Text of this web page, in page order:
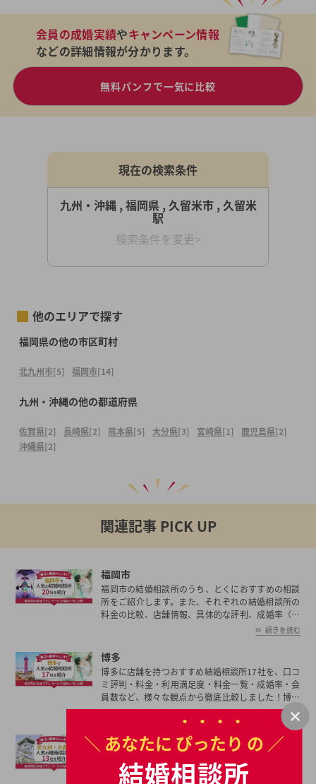
会員の成婚実績やキャンペーン情報
などの詳細情報が分かります。
無料パンフで一気に比較
現在の検索条件
九州・沖縄 , 福岡県 , 久留米市 , 久留米
駅
検索条件を変更>
他のエリアで探す
福岡県の他の市区町村
北九州市[5] 福岡市[14]
九州・沖縄の他の都道府県
佐賀県[2] 長崎県[2] 熊本県[5] 大分県[3] 宮崎県[1] 鹿児島県[2]
沖縄県[2]
関連記事 PICK UP
福岡市
福岡市の結婚相談所のうち、とくにおすすめの相談
所をご紹介します。また、それぞれの結婚相談所の
料金の比較、店舗情報、具体的な評判、成婚率（成
婚実績）、会員数など、結婚相談所に関する情報を
続きを読む
博多
博多に店舗を持つおすすめ結婚相談所17社を、口コ
ミ評判・料金・利用満足度・料金一覧・成婚率・会
員数など、様々な観点から徹底比較しました！博多
の平均初婚年齢は、男性が29.9歳、女性が28.5歳と
男女共に日本全国の平均初婚年齢と比べ低い。あな
たの年収や職業、ご希望に沿った理想の相手を博多
で見つけたいとお考えの方は是非ご覧ください。
続きを読む
北九州・小倉
今回は北九州・小倉のおすすめ結婚相談所13社を、
口コミや料金・利用満足度などから徹底比較！北九
州や小倉で結婚相談所を探している人は参考にして
＼ あなたに ぴったり の ／
結婚相談所